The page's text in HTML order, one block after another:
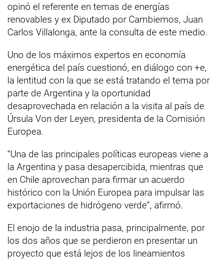
opinó el referente en temas de energías
renovables y ex Diputado por Cambiemos, Juan
Carlos Villalonga, ante la consulta de este medio.
Uno de los máximos expertos en economía
energética del país cuestionó, en diálogo con +e,
la lentitud con la que se está tratando el tema por
parte de Argentina y la oportunidad
desaprovechada en relación a la visita al país de
Úrsula Von der Leyen, presidenta de la Comisión
Europea.
“Una de las principales políticas europeas viene a
la Argentina y pasa desapercibida, mientras que
en Chile aprovechan para firmar un acuerdo
histórico con la Unión Europea para impulsar las
exportaciones de hidrógeno verde”, afirmó.
El enojo de la industria pasa, principalmente, por
los dos años que se perdieron en presentar un
proyecto que está lejos de los lineamientos